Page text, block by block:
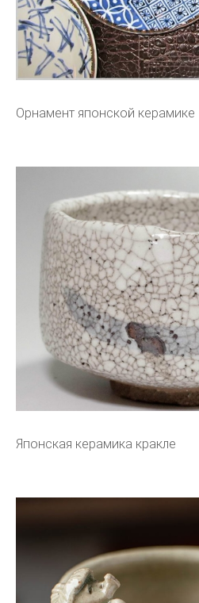
Орнамент японской керамике
Японская керамика кракле